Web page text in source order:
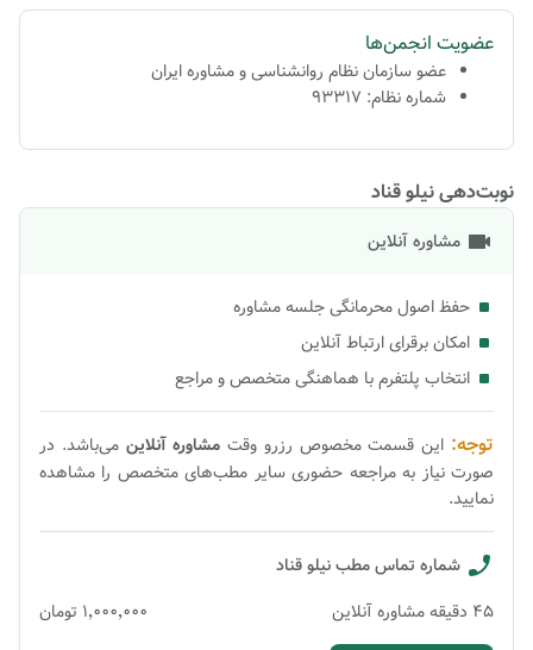
عضویت انجمن‌ها
عضو سازمان نظام روانشناسی و مشاوره ایران
شماره نظام: 93317
نوبت‌دهی نیلو قناد
مشاوره آنلاین
حفظ اصول محرمانگی جلسه مشاوره
امکان برقرای ارتباط آنلاین
انتخاب پلتفرم با هماهنگی متخصص و مراجع
توجه: این قسمت مخصوص رزرو وقت مشاورهآنلاین می‌باشد. در
صورت نیاز به مراجعه حضوری سایر مطب‌های متخصص را مشاهده
نمایید.
شماره تماس مطبنیلو قناد
45 دقیقهمشاوره آنلاین ۱٬۰۰۰٬۰۰۰ تومان